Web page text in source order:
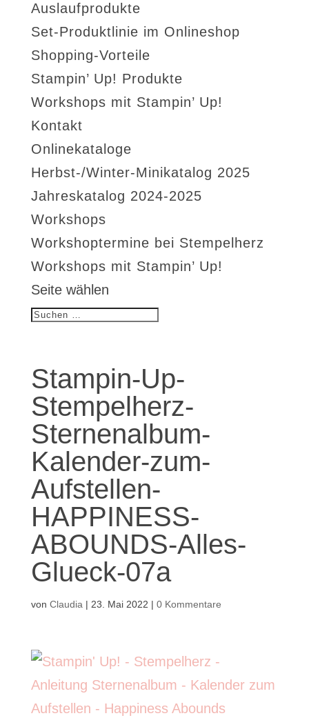
Auslaufprodukte
Set-Produktlinie im Onlineshop
Shopping-Vorteile
Stampin’ Up! Produkte
Workshops mit Stampin’ Up!
Kontakt
Onlinekataloge
Herbst-/Winter-Minikatalog 2025
Jahreskatalog 2024-2025
Workshops
Workshoptermine bei Stempelherz
Workshops mit Stampin’ Up!
Seite wählen
Stampin-Up-
Stempelherz-
Sternenalbum-
Kalender-zum-
Aufstellen-
HAPPINESS-
ABOUNDS-Alles-
Glueck-07a
von Claudia | 23. Mai 2022 | 0 Kommentare